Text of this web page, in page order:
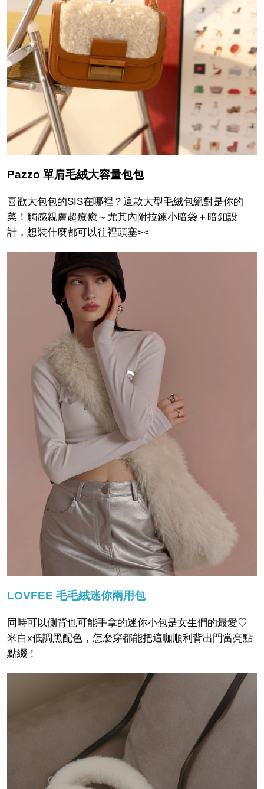
Pazzo 單肩毛絨大容量包包
喜歡大包包的SIS在哪裡？這款大型毛絨包絕對是你的
菜！觸感親膚超療癒～尤其內附拉鍊小暗袋＋暗釦設
計，想裝什麼都可以往裡頭塞><
LOVFEE 毛毛絨迷你兩用包
同時可以側背也可能手拿的迷你小包是女生們的最愛♡
米白x低調黑配色，怎麼穿都能把這咖順利背出門當亮點
點綴！